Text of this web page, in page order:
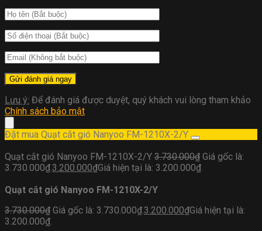
Lưu ý: Để đánh giá được duyệt, quý khách vui lòng tham khảo
Chính sách bảo mật
Đặt mua Quạt cắt gió Nanyoo FM-1210X-2/Y
Quạt cắt gió Nanyoo FM-1210X-2/Y 3.730.000₫ Giá gốc là:
3.730.000₫.3.200.000₫Giá hiện tại là: 3.200.000₫.
Quạt cắt gió Nanyoo FM-1210X-2/Y
3.730.000₫ Giá gốc là: 3.730.000₫.3.200.000₫Giá hiện tại là:
3.200.000₫.